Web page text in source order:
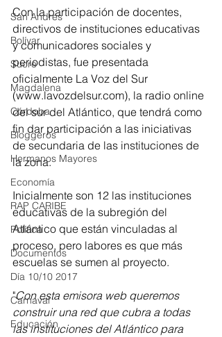
San Andres
Bolívar
Sucre
Magdalena
Córdoba
Bloggeros
Hermanos Mayores
Economía
RAP CARIBE
Política
Documentos
Día 10/10 2017
Carnaval
Educación
Con la participación de docentes,
directivos de instituciones educativas
y comunicadores sociales y
periodistas, fue presentada
oficialmente La Voz del Sur
(www.lavozdelsur.com), la radio online
del sur del Atlántico, que tendrá como
fin dar participación a las iniciativas
de secundaria de las instituciones de
la zona.
Inicialmente son 12 las instituciones
educativas de la subregión del
Atlántico que están vinculadas al
proceso, pero labores es que más
escuelas se sumen al proyecto.
"Con esta emisora web queremos
construir una red que cubra a todas
las instituciones del Atlántico para